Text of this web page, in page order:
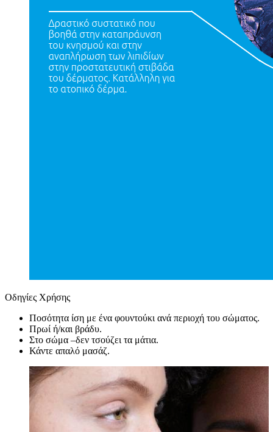
Οδηγίες Χρήσης
Ποσότητα ίση με ένα φουντούκι ανά περιοχή του σώματος.
Πρωί ή/και βράδυ.
Στο σώμα –δεν τσούζει τα μάτια.
Κάντε απαλό μασάζ.